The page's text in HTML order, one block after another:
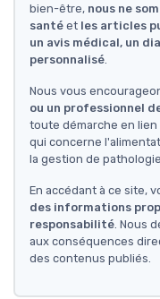
bien-être, nous ne
santé et les articles
un avis médical, un
personnalisé.
Nous vous
ou un professionnel
toute démarche en
qui concerne
la gestion de
En accédant à ce site,
des informations
responsabilité. Nous
aux conséquences
des contenus publiés.